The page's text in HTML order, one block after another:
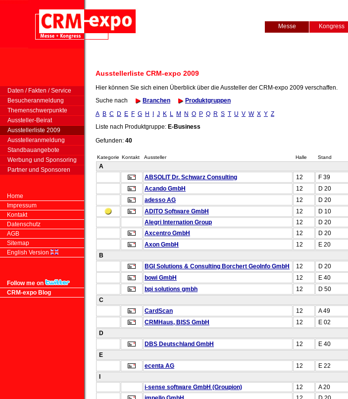
Messe Kongress
Daten / Fakten / Service
Besucheranmeldung
Themenschwerpunkte
Aussteller-Beirat
Ausstellerliste 2009
Ausstelleranmeldung
Standbauangebote
Werbung und Sponsoring
Partner und Sponsoren
Home
Impressum
Kontakt
Datenschutz
AGB
Sitemap
English Version
Follow me on
CRM-expo Blog
Ausstellerliste CRM-expo 2009
Hier können Sie sich einen Überblick über die Aussteller der CRM-expo 2009 verschaffen.
Suche nach
Branchen
Produktgruppen
A B C D E F G H J K L M N O P Q R S T U V W X Y Z
Liste nach Produktgruppe: E-Business
Gefunden: 40
Kategorie Kontakt Aussteller Halle Stand
A
ABSOLIT Dr. Schwarz Consulting
12
F 39
Acando GmbH
12
D 20
adesso AG
12
D 20
ADITO Software GmbH
12
D 10
Alegri Internation Group
12
D 20
Axcentro GmbH
12
D 20
Axon GmbH
12
E 20
B
BGI Solutions & Consulting Borchert GeoInfo GmbH 12
D 20
bowi GmbH
12
E 40
bpi solutions gmbh
12
D 50
C
CardScan
12
A 49
CRMHaus, BISS GmbH
12
E 02
D
DBS Deutschland GmbH
12
E 40
E
ecenta AG
12
E 22
i-sense software GmbH (Groupion) 12
A 20